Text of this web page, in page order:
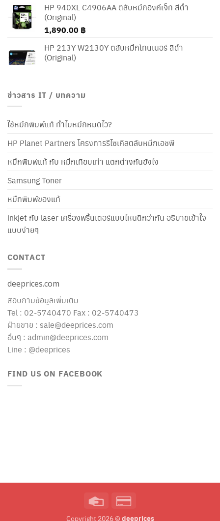
HP 940XL C4906AA ตลับหมึกอิงค์เจ็ท สีดำ
(Original)
1,890.00 ฿
HP 213Y W2130Y ตลับหมึกโทนเนอร์ สีดำ
(Original)
ข่าวสาร IT / บทความ
ใช้หมึกพิมพ์แท้ ทำไมหมึกหมดไว?
HP Planet Partners โครงการรีไซเคิลตลับหมึกเอชพี
หมึกพิมพ์แท้ กับ หมึกเทียบเท่า แตกต่างกันยังไง
Samsung Toner
หมึกพิมพ์ของแท้
inkjet กับ laser เครื่องพริ้นเตอร์แบบไหนดีกว่ากัน อธิบายเข้าใจ
แบบง่ายๆ
CONTACT
deeprices.com
สอบถามข้อมูลเพิ่มเติม
Tel : 02-5740470 Fax : 02-5740473
ฝ่ายขาย : sale@deeprices.com
อื่นๆ : admin@deeprices.com
Line : @deeprices
FIND US ON FACEBOOK
Credit
Copyright 2026 © deeprices